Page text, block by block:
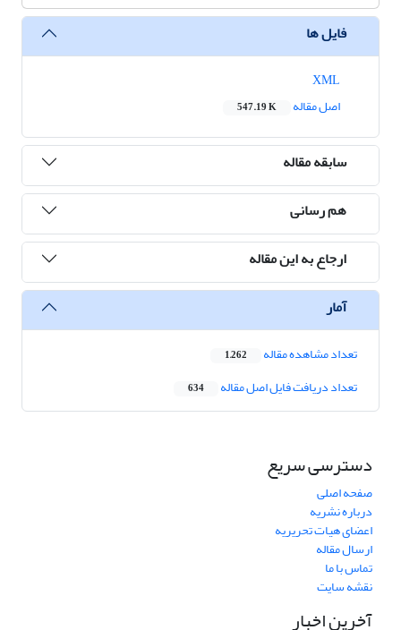
فایل ها
اصل مقاله
547.19 K
سابقه مقاله
هم رسانی
ارجاع به این مقاله
آمار
تعداد مشاهده مقاله 1,262
تعداد دریافت فایل اصل مقاله 634
دسترسی سریع
صفحه اصلی
درباره نشریه
اعضای هیات تحریریه
ارسال مقاله
تماس با ما
نقشه سایت
آخرین اخبار